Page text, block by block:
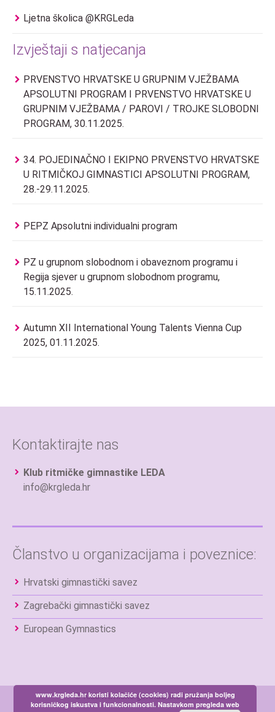
Ljetna školica @KRGLeda
Izvještaji s natjecanja
PRVENSTVO HRVATSKE U GRUPNIM VJEŽBAMA
APSOLUTNI PROGRAM I PRVENSTVO HRVATSKE U
GRUPNIM VJEŽBAMA / PAROVI / TROJKE SLOBODNI
PROGRAM, 30.11.2025.
34. POJEDINAČNO I EKIPNO PRVENSTVO HRVATSKE
U RITMIČKOJ GIMNASTICI APSOLUTNI PROGRAM,
28.-29.11.2025.
PEPZ Apsolutni individualni program
PZ u grupnom slobodnom i obaveznom programu i
Regija sjever u grupnom slobodnom programu,
15.11.2025.
Autumn XII International Young Talents Vienna Cup
2025, 01.11.2025.
Kontaktirajte nas
Klub ritmičke gimnastike LEDA
info@krgleda.hr
Članstvo u organizacijama i poveznice:
Hrvatski gimnastički savez
Zagrebački gimnastički savez
European Gymnastics
© Klub ritmičke gimnastike Leda
www.krgleda.hr koristi kolačiće (cookies) radi pružanja boljeg
korisničkog iskustva i funkcionalnosti. Nastavkom pregleda web